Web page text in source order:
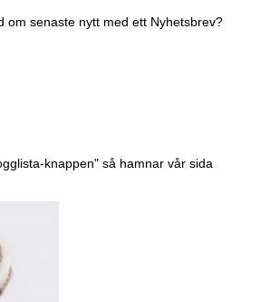
om senaste nytt med ett Nyhetsbrev?
knappen" så hamnar vår sida